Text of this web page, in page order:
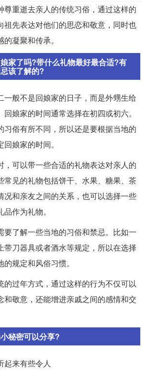
尊重逝去亲人的传统习俗，通过这样的
祖先表达对他们的思恋和敬意，同时也
凝聚和传承。
家了吗?带什么礼物最好最合适?有
该了解的?
一般不是回娘家的日子，而是外甥生给
娘家的时间通常选择在初四或初六。
习俗有所不同，所以还是要根据当地的
娘家的时间。
，可以带一些合适的礼物表达对亲人的
常见的礼物包括饼干、水果、糖果、茶
况和亲友之间的关系，也可以选择一些
作为礼物。
要了解一些当地的习俗和禁忌。比如一
带刀器具或者酒水等规定，所以在选择
规定和风俗习惯。
的过年方式，通过这样的行为不仅可以
和敬意，还能增进亲戚之间的感情和交
秘密可以分享?
起来有些令人